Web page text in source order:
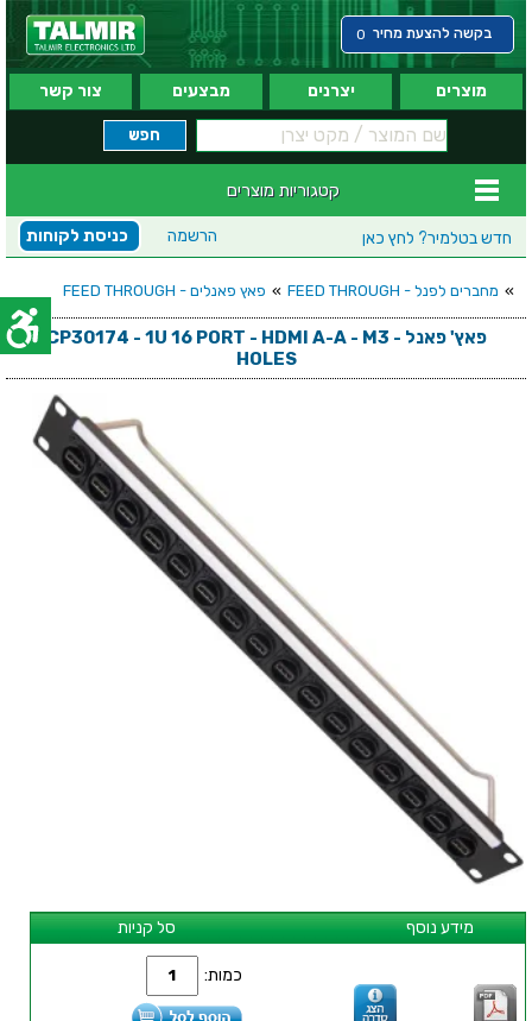
בקשה להצעת מחיר 0
מוצרים יצרנים מבצעים צור קשר
קטגוריות מוצרים
חדש בטלמיר? לחץ כאן כניסת לקוחות הרשמה
» מחברים לפנל - FEED THROUGH » פאץ פאנלים - FEED THROUGH
פאץ' פאנל - CP30174 - 1U 16 PORT - HDMI A-A - M3
HOLES
סל קניות מידע נוסף
כמות: